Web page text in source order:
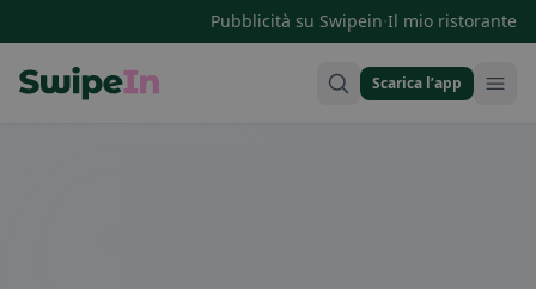
Pubblicità su Swipein·Il mio ristorante
Scarica l’app